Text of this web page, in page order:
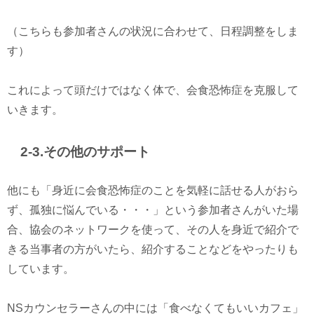
（こちらも参加者さんの状況に合わせて、日程調整をしま
す）
これによって頭だけではなく体で、会食恐怖症を克服して
いきます。
2-3.その他のサポート
他にも「身近に会食恐怖症のことを気軽に話せる人がおら
ず、孤独に悩んでいる・・・」という参加者さんがいた場
合、協会のネットワークを使って、その人を身近で紹介で
きる当事者の方がいたら、紹介することなどをやったりも
しています。
NSカウンセラーさんの中には「食べなくてもいいカフェ」